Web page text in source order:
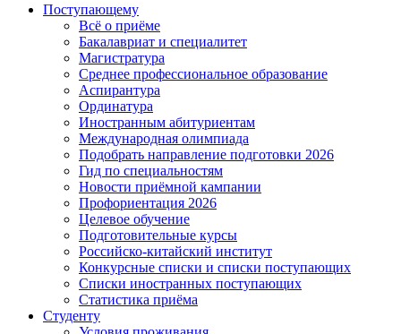
Поступающему
Всё о приёме
Бакалавриат и специалитет
Магистратура
Среднее профессиональное образование
Аспирантура
Ординатура
Иностранным абитуриентам
Международная олимпиада
Подобрать направление подготовки 2026
Гид по специальностям
Новости приёмной кампании
Профориентация 2026
Целевое обучение
Подготовительные курсы
Российско-китайский институт
Конкурсные списки и списки поступающих
Списки иностранных поступающих
Статистика приёма
Студенту